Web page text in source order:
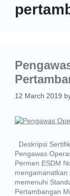
12 March 2019
Deskripsi
Pengawas
Permen ESDM
memenuhi
Pertambangan